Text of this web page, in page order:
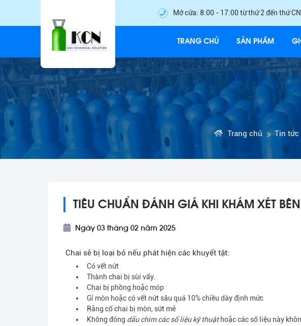
Mở cửa: 8:00 - 17:00 từ thứ 2 đến thứ CN
TRANG CHỦ SẢN PHẨM
Trang chủ Tin tức
TIÊU CHUẨN ĐÁNH GIÁ KHI KHÁM XÉT
Ngày 03 tháng 02 năm 2025
Chai sẽ bị loại bỏ nếu phát hiện các khuyết tật:
Có vết nứt
Thành chai bị sùi vẩy.
Chai bị phồng hoặc móp
Gỉ mòn hoặc có vết nứt sâu quá 10% chiều dày định mức
Răng cổ chai bị mòn, sứt mẻ
Không đóng dấu chìm các số liệu kỹ thuậthoặc các số liệu này